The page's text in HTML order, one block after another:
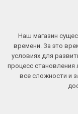
Наш магазин
времени. За это
условиях для
процесс становления
все сложности и